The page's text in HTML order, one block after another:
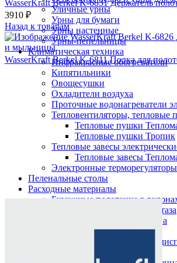
Уличные урны
Урны для бумаги
Урны настенные
Урны-пепельницы
Климатическая техника
Инфракрасные обогреватели
Кипятильники
Овощесушки
Охладители воздуха
Проточные водонагреватели
Тепловентиляторы, тепловые
Тепловые пушки
Тепловые пушки Тропик
Тепловые завесы
Тепловые завесы
Электронные терморегуляторы
Пеленальные столы
Расходные материалы
Бумажные полотенца в
Бумажные сиденья для унитаза
Дезинфицирующие средства
Жидкое мыло TORK
Картриджи и баллоны для
WasserKraft Berkel K-6831 Держатель
3910 ₽
Назад к товарам
WasserKraft Berkel K-6811 Полка для
Нажмите, чтобы увеличить